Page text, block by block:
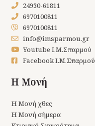
24930-61811
6970100811
6970100811
info@imsparmou.gr
Youtube Ι.Μ.Σπαρμού
Facebook Ι.Μ.Σπαρμού
Η Μονή
Η Μονή χθες
Η Μονή σήμερα